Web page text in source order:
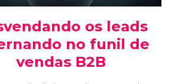
os leads
no funil de
vendas B2B